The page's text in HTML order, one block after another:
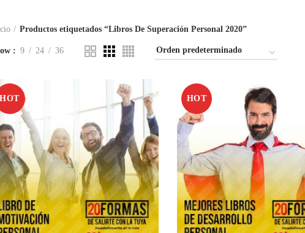
Productos etiquetados “Libros De Superación Personal 2020”
9 24 36
HOT HOT